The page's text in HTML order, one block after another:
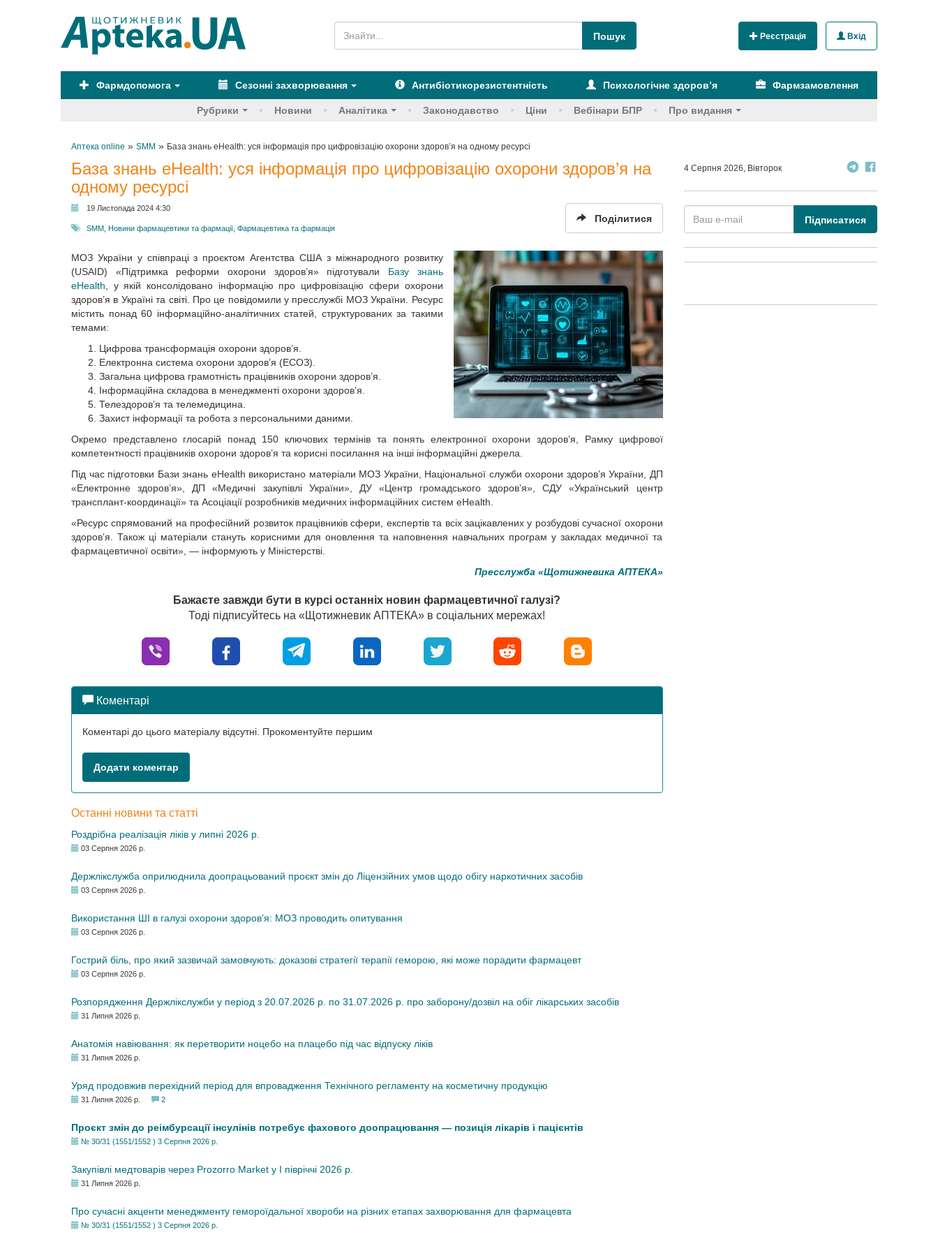
Реєстрація Вхід
Фармдопомога Сезонні захворювання Антибіотикорезистентність Психологічне здоров’я Фармзамовлення
Рубрики Новини Аналітика Законодавство Ціни Вебінари БПР Про видання
Аптека online » SMM » База знань eHealth: уся інформація про цифровізацію охорони здоров’я на одному ресурсі
База знань eHealth: уся інформація про цифровізацію охорони здоров’я на
одному ресурсі
19 Листопада 2024 4:30
SMM Новини фармацевтики та фармації Фармацевтика та фармація
Поділитися
МОЗ України у співпраці з проєктом Агентства США з міжнародного розвитку
(USAID) «Підтримка реформи охорони здоров’я» підготували Базу знань
eHealth , у якій консолідовано інформацію про цифровізацію сфери охорони
здоров’я в Україні та світі. Про це повідомили у пресслужбі МОЗ України. Ресурс
містить понад 60 інформаційно-аналітичних статей, структурованих за такими
темами:
Цифрова трансформація охорони здоров’я.
Електронна система охорони здоров’я (ЕСОЗ).
Загальна цифрова грамотність працівників охорони здоров’я.
Інформаційна складова в менеджменті охорони здоров’я.
Телездоров’я та телемедицина.
Захист інформації та робота з персональними даними.
Окремо представлено глосарій понад 150 ключових термінів та понять електронної охорони здоровʼя, Рамку цифрової
компетентності працівників охорони здоров’я та корисні посилання на інші інформаційні джерела.
Під час підготовки Бази знань eHealth використано матеріали МОЗ України, Національної служби охорони здоровʼя України, ДП
«Електронне здоровʼя», ДП «Медичні закупівлі України», ДУ «Центр громадського здоровʼя», СДУ «Український центр
трансплант-координації» та Асоціації розробників медичних інформаційних систем eHealth.
«Ресурс спрямований на професійний розвиток працівників сфери, експертів та всіх зацікавлених у розбудові сучасної охорони
здоровʼя. Також ці матеріали стануть корисними для оновлення та наповнення навчальних програм у закладах медичної та
фармацевтичної освіти», — інформують у Міністерстві.
Пресслужба «Щотижневика АПТЕКА»
Бажаєте завжди бути в курсі останніх новин фармацевтичної галузі?
Тоді підписуйтесь на «Щотижневик АПТЕКА» в соціальних мережах!
Коментарі
Коментарі до цього матеріалу відсутні. Прокоментуйте першим
Додати коментар
Останні новини та статті
Роздрібна реалізація ліків у липні 2026 р.
03 Серпня 2026 р.
Держлікслужба оприлюднила доопрацьований проєкт змін до Ліцензійних умов щодо обігу наркотичних засобів
03 Серпня 2026 р.
Використання ШІ в галузі охорони здоров’я: МОЗ проводить опитування
03 Серпня 2026 р.
Гострий біль, про який зазвичай замовчують: доказові стратегії терапії геморою, які може порадити фармацевт
03 Серпня 2026 р.
Розпорядження Держлікслужби у період з 20.07.2026 р. по 31.07.2026 р. про заборону/дозвіл на обіг лікарських засобів
31 Липня 2026 р.
Анатомія навіювання: як перетворити ноцебо на плацебо під час відпуску ліків
31 Липня 2026 р.
Уряд продовжив перехідний період для впровадження Технічного регламенту на косметичну продукцію
31 Липня 2026 р. 2
Проєкт змін до реімбурсації інсулінів потребує фахового доопрацювання — позиція лікарів і пацієнтів
№ 30/31 (1551/1552 ) 3 Серпня 2026 р.
Закупівлі медтоварів через Prozorro Market у I півріччі 2026 р.
31 Липня 2026 р.
Про сучасні акценти менеджменту гемороїдальної хвороби на різних етапах захворювання для фармацевта
№ 30/31 (1551/1552 ) 3 Серпня 2026 р.
4 Серпня 2026, Вівторок
Підписатися